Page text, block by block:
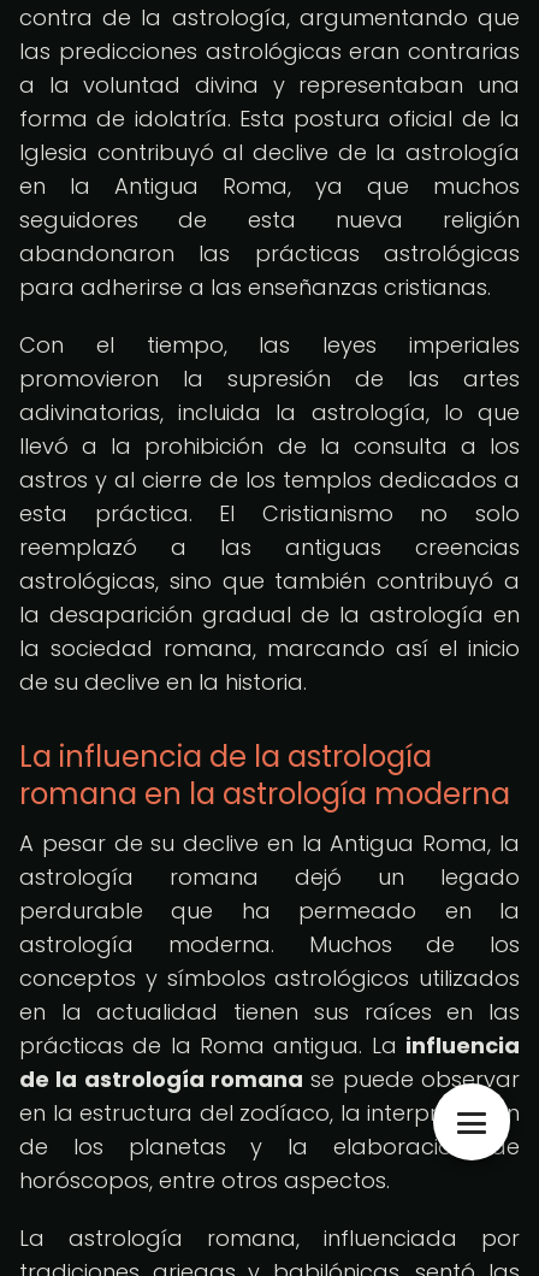
contra de la astrología, argumentando que
las predicciones astrológicas eran contrarias
a la voluntad divina y representaban una
forma de idolatría. Esta postura oficial de la
Iglesia contribuyó al declive de la astrología
en la Antigua Roma, ya que muchos
seguidores de esta nueva religión
abandonaron las prácticas astrológicas
para adherirse a las enseñanzas cristianas.
Con el tiempo, las leyes imperiales
promovieron la supresión de las artes
adivinatorias, incluida la astrología, lo que
llevó a la prohibición de la consulta a los
astros y al cierre de los templos dedicados a
esta práctica. El Cristianismo no solo
reemplazó a las antiguas creencias
astrológicas, sino que también contribuyó a
la desaparición gradual de la astrología en
la sociedad romana, marcando así el inicio
de su declive en la historia.
La influencia de la astrología
romana en la astrología moderna
A pesar de su declive en la Antigua Roma, la
astrología romana dejó un legado
perdurable que ha permeado en la
astrología moderna. Muchos de los
conceptos y símbolos astrológicos utilizados
en la actualidad tienen sus raíces en las
prácticas de la Roma antigua. La influencia
de la astrología romana se puede observar
en la estructura del zodíaco, la interpretación
de los planetas y la elaboración de
horóscopos, entre otros aspectos.
La astrología romana, influenciada por